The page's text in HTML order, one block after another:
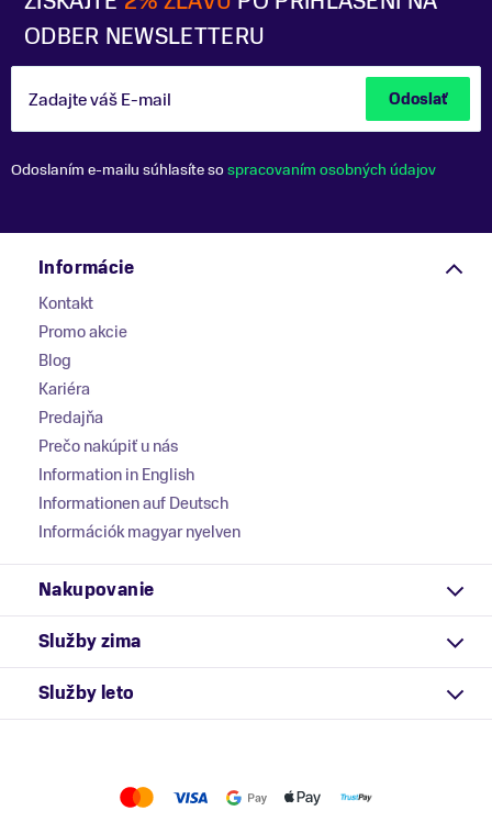
ODBER NEWSLETTERU
Zadajte váš E-mail Odoslať
Odoslaním e-mailu súhlasíte sospracovaním osobných údajov
Informácie
Kontakt
Promo akcie
Blog
Kariéra
Predajňa
Prečo nakúpiť u nás
Information in English
Informationen auf Deutsch
Információk magyar nyelven
Nakupovanie
Služby zima
Služby leto